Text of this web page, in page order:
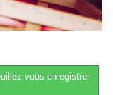
vous enregistrer